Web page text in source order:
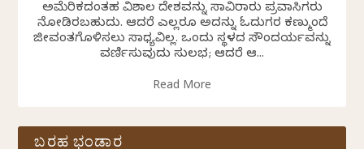
ಅಮೆರಿಕದಂತಹ ವಿಶಾಲ ದೇಶವನ್ನು ಸಾವಿರಾರು ಪ್ರವಾಸಿಗರು
ನೋಡಿರಬಹುದು. ಆದರೆ ಎಲ್ಲರೂ ಅದನ್ನು ಓದುಗರ ಕಣ್ಮುಂದೆ
ಜೀವಂತಗೊಳಿಸಲು ಸಾಧ್ಯವಿಲ್ಲ. ಒಂದು ಸ್ಥಳದ ಸೌಂದರ್ಯವನ್ನು
ವರ್ಣಿಸುವುದು ಸುಲಭ; ಆದರೆ ಆ...
Read More